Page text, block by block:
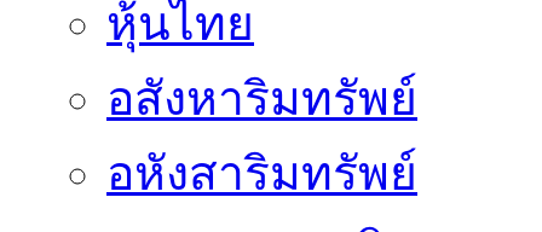
หุ้นไทย
อสังหาริมทรัพย์
อหังสาริมทรัพย์